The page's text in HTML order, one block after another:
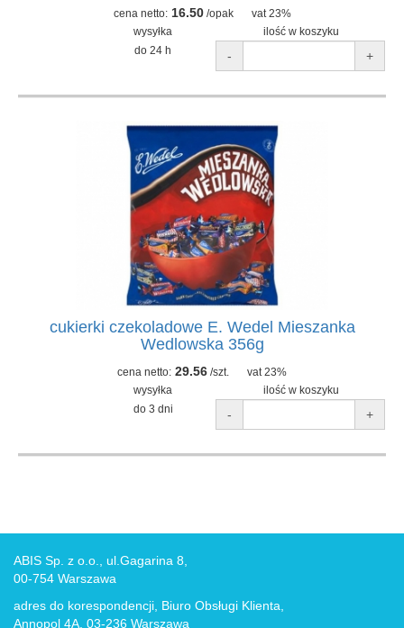
cena netto: 16.50/opak
vat 23%
wysyłka
ilość w koszyku
do 24 h
- +
cukierki czekoladowe E. Wedel Mieszanka
Wedlowska 356g
cena netto: 29.56 /szt.
vat 23%
wysyłka
ilość w koszyku
do 3 dni
- +
ABIS Sp. z o.o., ul.Gagarina 8,
00-754 Warszawa
adres do korespondencji, Biuro Obsługi Klienta,
Annopol 4A, 03-236 Warszawa